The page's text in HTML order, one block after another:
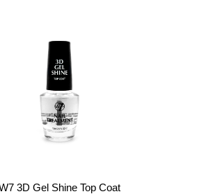
3D Gel Shine Top Coat